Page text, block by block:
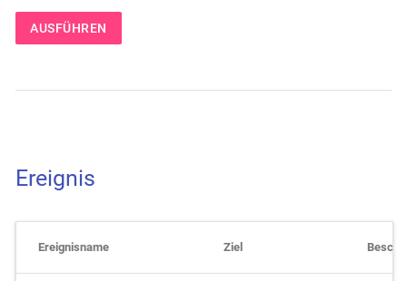
AUSFÜHREN
Ereignis
Ereignisname Ziel